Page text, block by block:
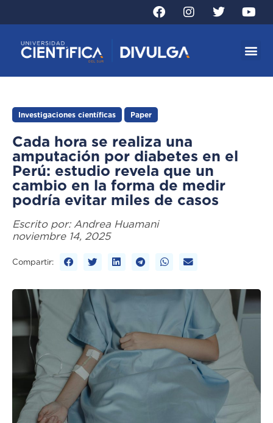
Investigaciones científicas Paper
Cada hora se realiza una
amputación por diabetes en el
Perú: estudio revela que un
cambio en la forma de medir
podría evitar miles de casos
Escrito por: Andrea Huamani
noviembre 14, 2025
Compartir: